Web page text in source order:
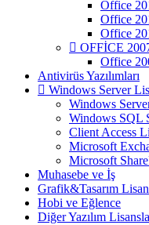
Office
Office
Office
OFFİCE
Office
Antivirüs Yazılımları
Windows Server
Windows
Windows SQL
Client Access
Microsoft
Microsoft
Muhasebe ve İş
Grafik&Tasarım
Hobi ve Eğlence
Diğer Yazılım